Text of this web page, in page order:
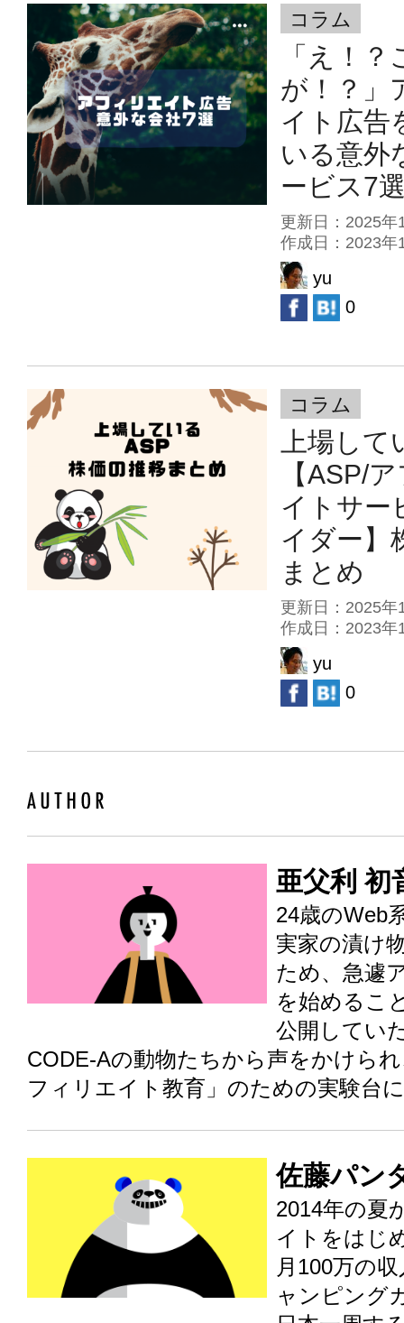
コラム
「え！
が！？」
イト広告
いる意外
ービス7
更新日：2025
作成日：2023
yu
0
コラム
上場して
【ASP/
イトサー
イダー】
まとめ
更新日：2025
作成日：2023
yu
0
亜父利 初
24歳のWeb
実家の漬け
ため、急遽
を始めるこ
公開してい
CODE-Aの動物たちから声をかけら
フィリエイト教育」のための実験台
佐藤パン
2014年の夏
イトをはじ
月100万の
ャンピング